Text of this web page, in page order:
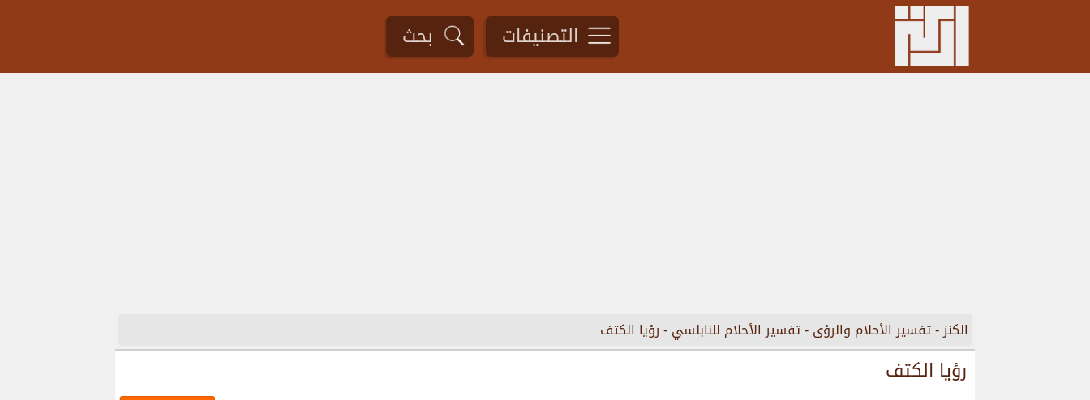
التصنيفات بحث
الكنز-تفسير الأحلام والرؤى-تفسير الأحلام للنابلسي-رؤيا الكتف
رؤيا الكتف